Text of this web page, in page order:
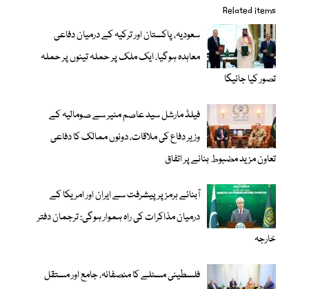
Related items
سعودیہ، پاکستان اور ترکیہ کے درمیان دفاعی
معاہدہ ہوگیا، ایک ملک پر حملہ تینوں پر حملہ
تصور کیا جائیگا
فیلڈ مارشل سید عاصم منیر سے صومالیہ کے
وزیر دفاع کی ملاقات، دونوں ممالک کا دفاعی
تعاون مزید مضبوط بنانے پر اتفاق
آبنائے ہرمز پر پیشرفت سے ایران اور امریکا کے
درمیان مذاکرات کی راہ ہموار ہوگی: ترجمان دفتر
خارجہ
فلسطینی مسئلے کا منصفانہ، جامع اور مستقل